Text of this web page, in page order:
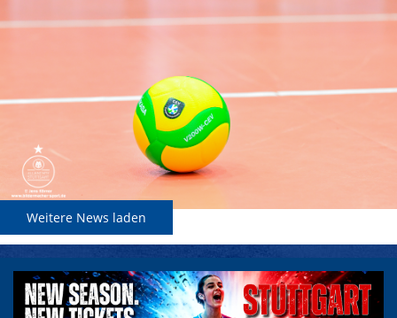
Weitere News laden